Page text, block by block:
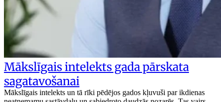
Mākslīgais intelekts gada pārskata
sagatavošanai
Mākslīgais intelekts un tā rīki pēdējos gados kļuvuši par ikdienas